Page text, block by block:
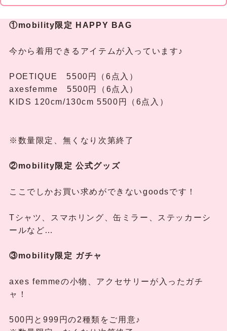
①mobility限定 HAPPY BAG
今から着用できるアイテムが入っています♪
POETIQUE 5500円（6点入）
axesfemme 5500円（6点入）
KIDS 120cm/130cm 5500円（6点入）
※数量限定、無くなり次第終了
②mobility限定 公式グッズ
ここでしかお買い求めができないgoodsです！
Tシャツ、スマホリング、缶ミラー、ステッカーシ
ールなど…
③mobility限定 ガチャ
axes femmeの小物、アクセサリーが入ったガチ
ャ！
500円と999円の2種類をご用意♪